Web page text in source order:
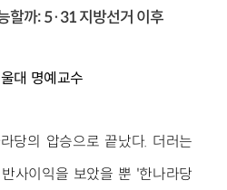
할까: 5·31 지방선거 이후
대 명예교수
당의 압승으로 끝났다. 더러는
사이익을 보았을 뿐 '한나라당